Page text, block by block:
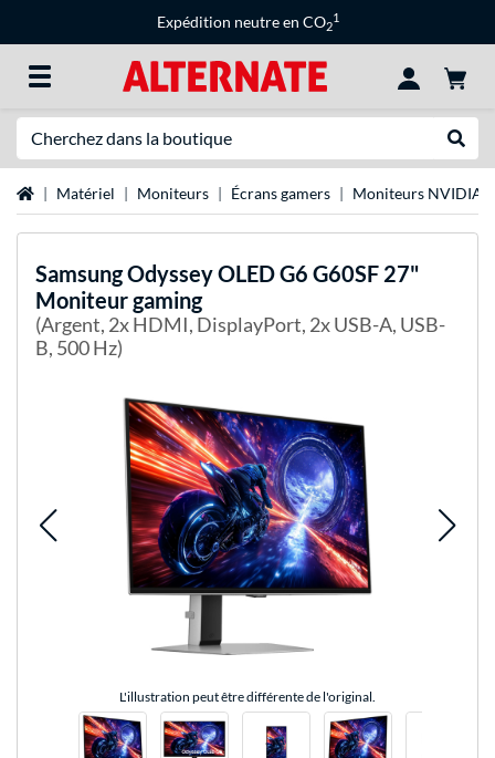
Expédition neutre en CO2
1
Page d'accueil
Matériel Moniteurs Écrans gamers Moniteurs NVIDIA
SamsungOdyssey OLED G6 G60SF 27"
Moniteur gaming
(Argent, 2x HDMI, DisplayPort, 2x USB-A, USB-
B, 500 Hz)
L'illustration peut être différente de l'original.